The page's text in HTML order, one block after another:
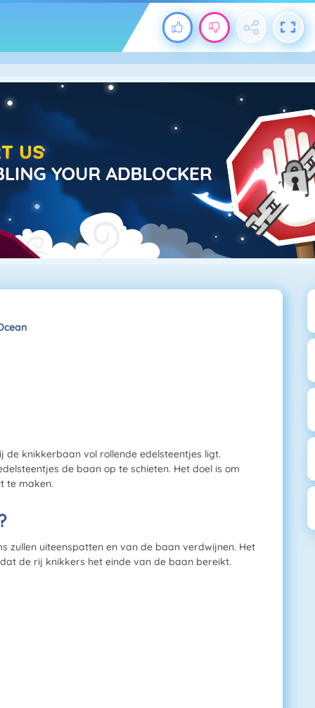
knikkerbaan vol rollende edelsteentjes ligt.
de baan op te schieten. Het doel is om
te maken.
zullen uiteenspatten en van de baan verdwijnen. Het
de rij knikkers het einde van de baan bereikt.